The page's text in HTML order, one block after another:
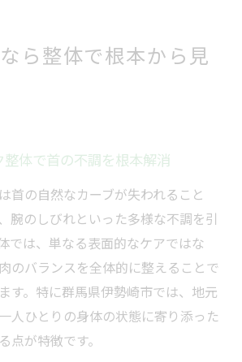
ら整体で根本から見
整体で首の不調を根本解消
首の自然なカーブが失われること
腕のしびれといった多様な不調を引
では、単なる表面的なケアではな
のバランスを全体的に整えることで
す。特に群馬県伊勢崎市では、地元
人ひとりの身体の状態に寄り添った
点が特徴です。